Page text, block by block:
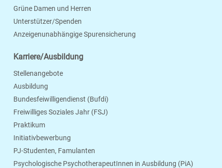
Grüne Damen und Herren
Unterstützer/Spenden
Anzeigenunabhängige Spurensicherung
Karriere/Ausbildung
Stellenangebote
Ausbildung
Bundesfeiwilligendienst (Bufdi)
Freiwilliges Soziales Jahr (FSJ)
Praktikum
Initiativbewerbung
PJ-Studenten, Famulanten
Psychologische PsychotherapeutInnen in Ausbildung (PiA)